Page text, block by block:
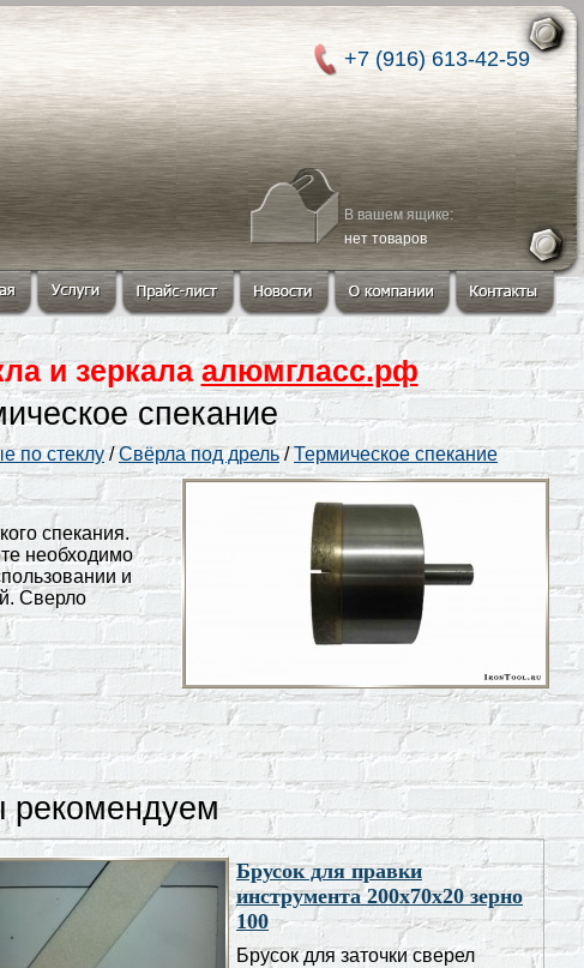
+7 (916) 613-42-59
В вашем ящике:
нет товаров
и зеркалаалюмгласс.рф
спекание
по стеклу/Свёрла под дрель/Термическое спекание
спекания.
необходимо
и
Сверло
рекомендуем
Брусок для правки
инструмента 200х70х20 зерно
100
Брусок для заточки сверел